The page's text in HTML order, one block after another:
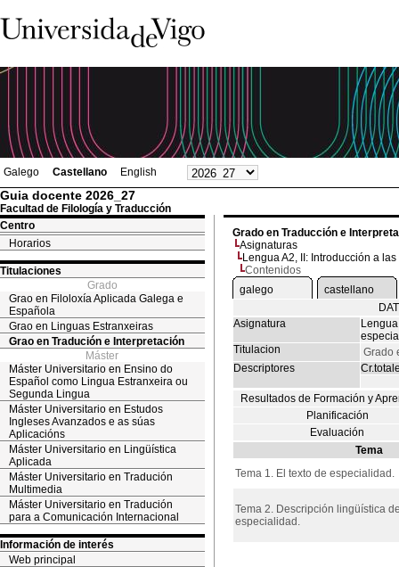
Galego Castellano English
Guia docente 2026_27
Facultad de Filología y Traducción
Centro
Horarios
Titulaciones
Grado
Grao en Filoloxía Aplicada Galega e
Española
Grao en Linguas Estranxeiras
Grao en Tradución e Interpretación
Máster
Máster Universitario en Ensino do
Español como Lingua Estranxeira ou
Segunda Lingua
Máster Universitario en Estudos
Ingleses Avanzados e as súas
Aplicacións
Máster Universitario en Lingüística
Aplicada
Máster Universitario en Tradución
Multimedia
Máster Universitario en Tradución
para a Comunicación Internacional
Información de interés
Web principal
Grado en Traducción e
Asignaturas
Lengua A2, II: Introducción a
Contenidos
galego
castellano
Asignatura
Titulacion
Grado
Descriptores
Resultados de Formación y
Planificación
Evaluación
Tema
Tema 1. El texto de especialidad.
Tema 2. Descripción lingüística
especialidad.